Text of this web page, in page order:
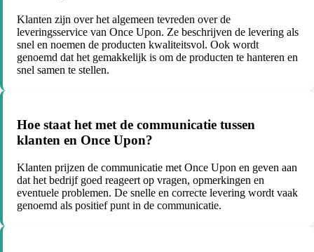
Klanten zijn over het algemeen tevreden over de
leveringsservice van Once Upon. Ze beschrijven de levering als
snel en noemen de producten kwaliteitsvol. Ook wordt
genoemd dat het gemakkelijk is om de producten te hanteren en
snel samen te stellen.
Hoe staat het met de communicatie tussen
klanten en Once Upon?
Klanten prijzen de communicatie met Once Upon en geven aan
dat het bedrijf goed reageert op vragen, opmerkingen en
eventuele problemen. De snelle en correcte levering wordt vaak
genoemd als positief punt in de communicatie.